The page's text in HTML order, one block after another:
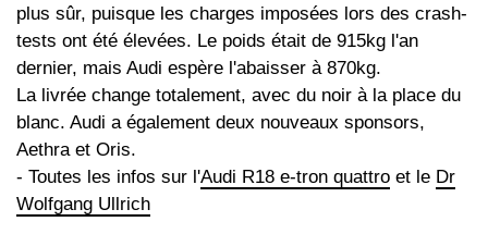
plus sûr, puisque les charges imposées lors des crash-
tests ont été élevées. Le poids était de 915kg l'an
dernier, mais Audi espère l'abaisser à 870kg.
La livrée change totalement, avec du noir à la place du
blanc. Audi a également deux nouveaux sponsors,
Aethra et Oris.
- Toutes les infos sur l'Audi R18 e-tron quattro et le Dr
Wolfgang Ullrich